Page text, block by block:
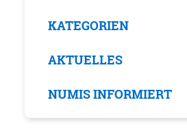
KATEGORIEN
AKTUELLES
NUMIS INFORMIERT